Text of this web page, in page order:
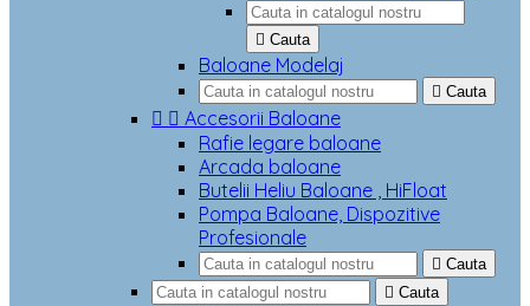
 Cauta
Baloane Modelaj
 Cauta
  Accesorii Baloane
Rafie legare baloane
Arcada baloane
Butelii Heliu Baloane , HiFloat
Pompa Baloane, Dispozitive
Profesionale
 Cauta
 Cauta